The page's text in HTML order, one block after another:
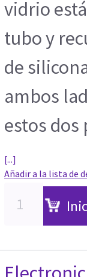
vidrio
tubo y
de
ambos
estos
[...]
Añadir a la lista de